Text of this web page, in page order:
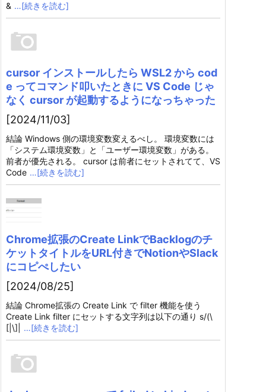
& …[続きを読む]
cursor インストールしたら WSL2 から cod
e ってコマンド叩いたときに VS Code じゃ
なく cursor が起動するようになっちゃった
[2024/11/03]
結論 Windows 側の環境変数変えるべし。 環境変数には
「システム環境変数」と「ユーザー環境変数」がある。
前者が優先される。 cursor は前者にセットされてて、VS
Code …[続きを読む]
Chrome拡張のCreate LinkでBacklogのチ
ケットタイトルをURL付きでNotionやSlack
にコピぺしたい
[2024/08/25]
結論 Chrome拡張の Create Link で filter 機能を使う
Create Link filter にセットする文字列は以下の通り s/(\
[|\]|
…[続きを読む]